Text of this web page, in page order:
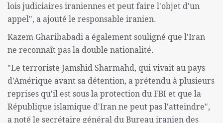
lois judiciaires iraniennes et peut faire l'objet d'un
appel", a ajouté le responsable iranien.
Kazem Gharibabadi a également souligné que l'Iran
ne reconnaît pas la double nationalité.
"Le terroriste Jamshid Sharmahd, qui vivait au pays
d'Amérique avant sa détention, a prétendu à plusieurs
reprises qu'il est sous la protection du FBI et que la
République islamique d'Iran ne peut pas l'atteindre",
a noté le secrétaire général du Bureau iranien des